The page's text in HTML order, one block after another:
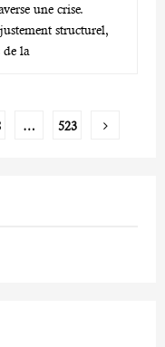
une crise.
structurel,
de la
… 523